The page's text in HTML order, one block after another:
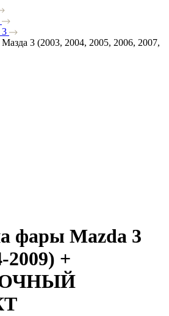
3 (2003, 2004, 2005, 2006, 2007,
фары Mazda 3
2009) +